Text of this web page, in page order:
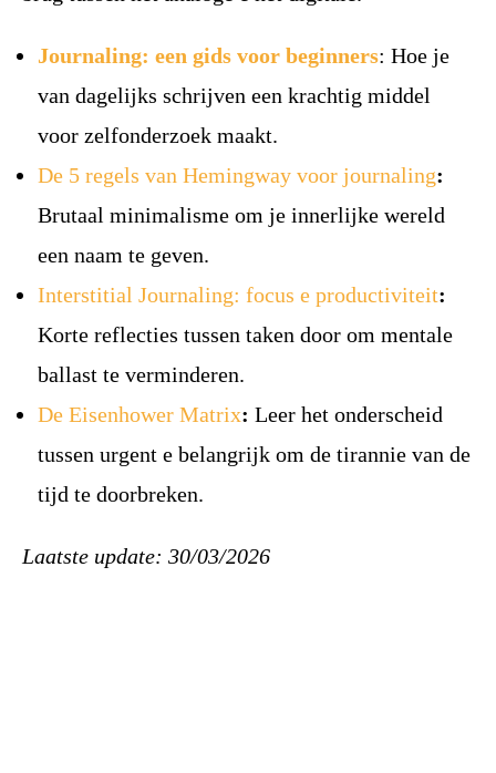
Journaling: een gids voor beginners: Hoe je
van dagelijks schrijven een krachtig middel
voor zelfonderzoek maakt.
De 5 regels van Hemingway voor journaling:
Brutaal minimalisme om je innerlijke wereld
een naam te geven.
Interstitial Journaling: focus e productiviteit:
Korte reflecties tussen taken door om mentale
ballast te verminderen.
De Eisenhower Matrix: Leer het onderscheid
tussen urgent e belangrijk om de tirannie van de
tijd te doorbreken.
Laatste update: 30/03/2026